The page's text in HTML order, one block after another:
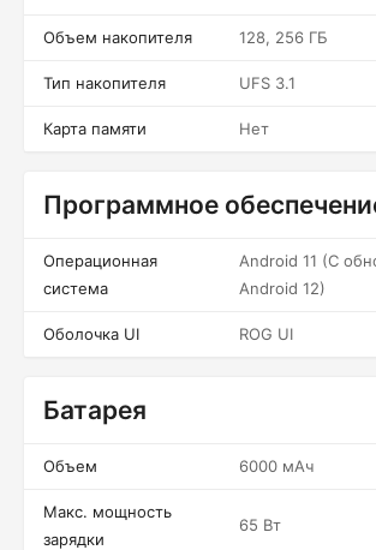
Объем накопителя 128, 256 ГБ
Тип накопителя UFS 3.1
Карта памяти Нет
Программное
Операционная
система
Android 11 (С
Android 12)
Оболочка UI ROG UI
Батарея
Объем 6000 мАч
Макс. мощность
зарядки
65 Вт